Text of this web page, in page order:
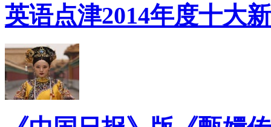
英语点津2014年度十大